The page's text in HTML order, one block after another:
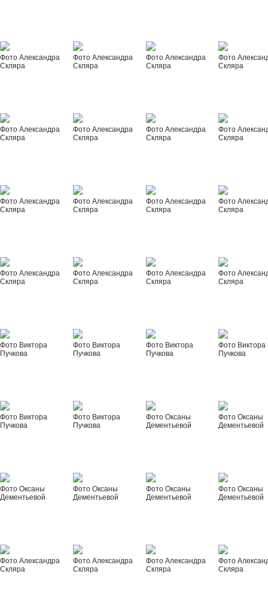
Фото Александра
Скляра
Фото Александра
Скляра
Фото Александра
Скляра
Фото
Скляра
Фото Александра
Скляра
Фото Александра
Скляра
Фото Александра
Скляра
Фото
Скляра
Фото Александра
Скляра
Фото Александра
Скляра
Фото Александра
Скляра
Фото
Скляра
Фото Александра
Скляра
Фото Александра
Скляра
Фото Александра
Скляра
Фото
Скляра
Фото Виктора
Пучкова
Фото Виктора
Пучкова
Фото Виктора
Пучкова
Фото Виктора
Пучкова
Фото Виктора
Пучкова
Фото Виктора
Пучкова
Фото Оксаны
Дементьевой
Фото Оксаны
Дементьевой
Фото Оксаны
Дементьевой
Фото Оксаны
Дементьевой
Фото Оксаны
Дементьевой
Фото Оксаны
Дементьевой
Фото Александра
Скляра
Фото Александра
Скляра
Фото Александра
Скляра
Фото
Скляра